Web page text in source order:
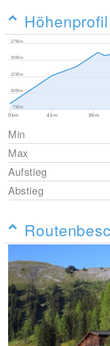
Höhenprofil
0km 4km 8km
750m
1000m
1250m
1500m
1750m
Min
Max
Aufstieg
Abstieg